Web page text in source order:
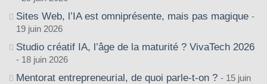
Sites Web, l’IA est omniprésente, mais pas magique
19 juin 2026
Studio créatif IA, l’âge de la maturité ? VivaTech 2026
18 juin 2026
Mentorat entrepreneurial, de quoi parle-t-on ?
15 juin